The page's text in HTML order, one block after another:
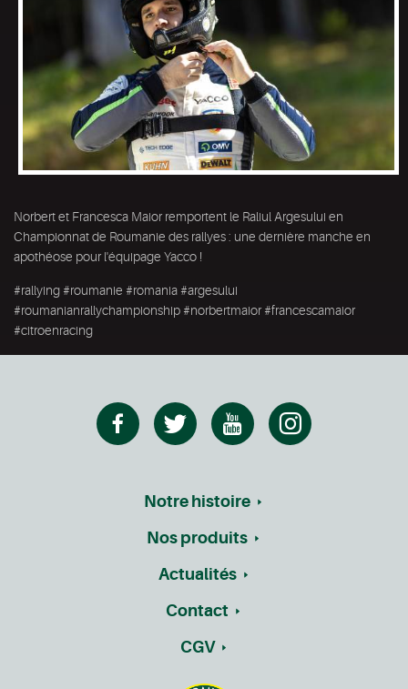
Norbert et Francesca Maior remportent le Raliul Argesului en
Championnat de Roumanie des rallyes : une dernière manche en
apothéose pour l'équipage Yacco !
#rallying #roumanie #romania #argesului
#roumanianrallychampionship #norbertmaior #francescamaior
#citroenracing
Notre histoire
Nos produits
Actualités
Contact
CGV